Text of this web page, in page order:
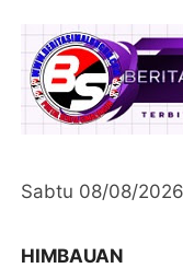
Sabtu 08/08/2026
HIMBAUAN